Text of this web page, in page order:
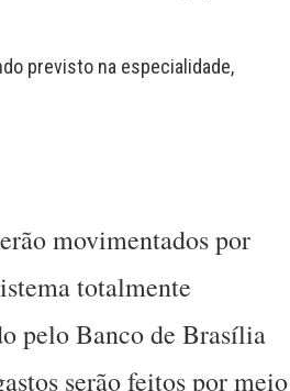
previsto na especialidade,
movimentados por
totalmente
pelo Banco de Brasília
serão feitos por meio